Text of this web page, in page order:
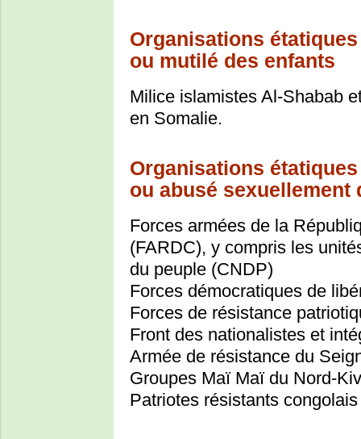
Organisations
ou mutilé des enfants
Milice islamistes Al-Shabab
en Somalie.
Organisations
ou abusé sexuellement
Forces armées de la
(FARDC), y compris les
du peuple (CNDP)
Forces démocratiques de
Forces de résistance
Front des nationalistes et
Armée de résistance du
Groupes Maï Maï du Nord-
Patriotes résistants